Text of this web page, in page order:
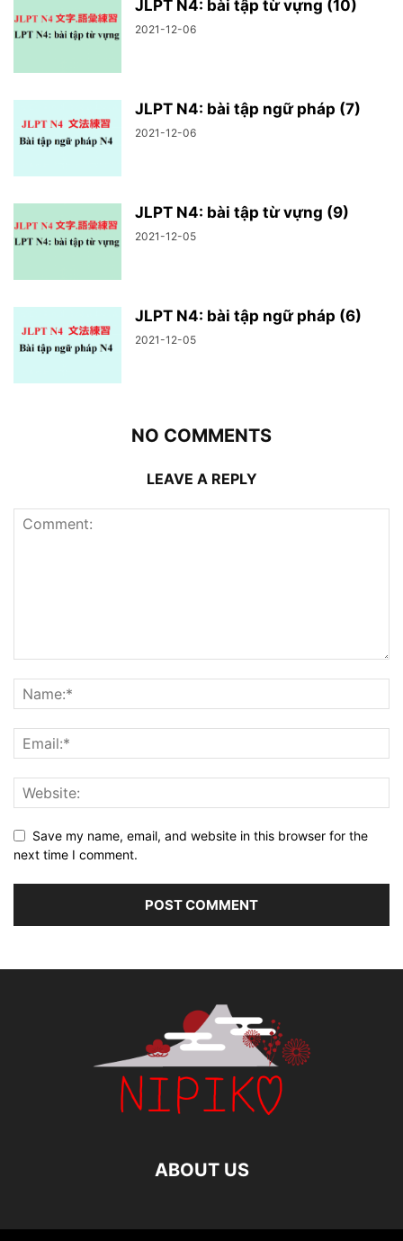
JLPT N4: bài tập từ vựng (10)
2021-12-06
JLPT N4: bài tập ngữ pháp (7)
2021-12-06
JLPT N4: bài tập từ vựng (9)
2021-12-05
JLPT N4: bài tập ngữ pháp (6)
2021-12-05
NO COMMENTS
LEAVE A REPLY
Save my name, email, and website in this browser for the
next time I comment.
ABOUT US